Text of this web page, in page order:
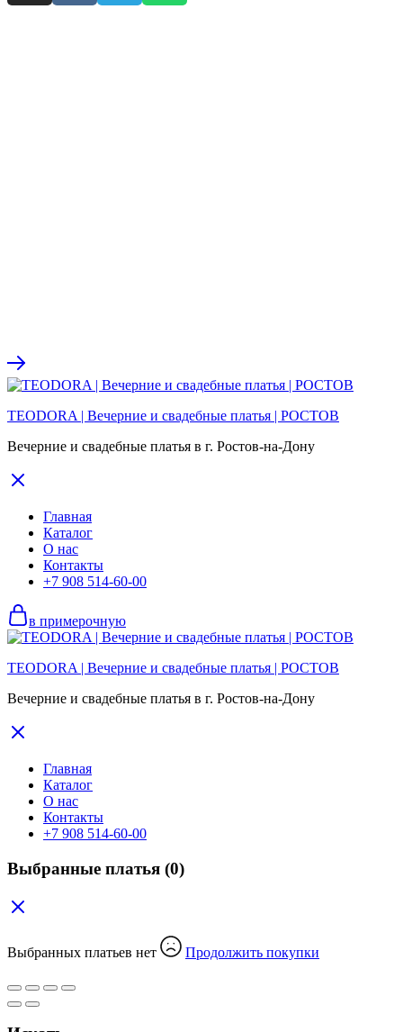
TEODORA | Вечерние и свадебные платья | РОСТОВ
Вечерние и свадебные платья в г. Ростов-на-Дону
Главная
Каталог
О нас
Контакты
+7 908 514-60-00
в примерочную
TEODORA | Вечерние и свадебные платья | РОСТОВ
Вечерние и свадебные платья в г. Ростов-на-Дону
Главная
Каталог
О нас
Контакты
+7 908 514-60-00
Выбранные платья (0)
Выбранных платьев нет Продолжить покупки